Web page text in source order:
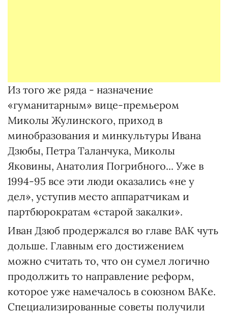
Из того же ряда - назначение
«гуманитарным» вице-премьером
Миколы Жулинского, приход в
минобразования и минкультуры Ивана
Дзюбы, Петра Таланчука, Миколы
Яковины, Анатолия Погрибного... Уже в
1994-95 все эти люди оказались «не у
дел», уступив место аппаратчикам и
партбюрократам «старой закалки».
Иван Дзюб продержался во главе ВАК чуть
дольше. Главным его достижением
можно считать то, что он сумел логично
продолжить то направление реформ,
которое уже намечалось в союзном ВАКе.
Специализированные советы получили